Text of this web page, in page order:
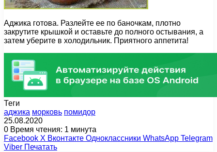
Аджика готова. Разлейте ее по баночкам, плотно
закрутите крышкой и оставьте до полного остывания, а
затем уберите в холодильник. Приятного аппетита!
Теги
аджика морковь помидор
25.08.2020
0 Время чтения: 1 минута
Facebook X Вконтакте Одноклассники WhatsApp Telegram
Viber Печатать